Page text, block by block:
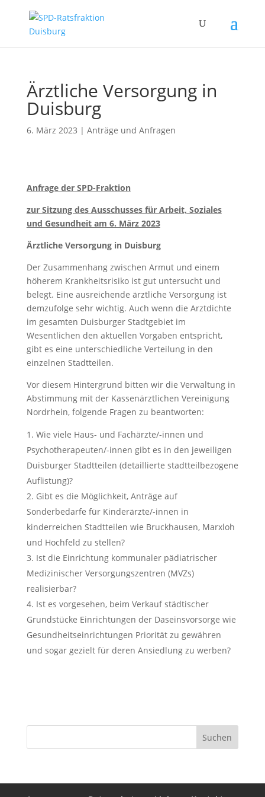
Ärztliche Versorgung in
Duisburg
6. März 2023 | Anträge und Anfragen
Anfrage der SPD-Fraktion
zur Sitzung des Ausschusses für Arbeit, Soziales
und Gesundheit am 6. März 2023
Ärztliche Versorgung in Duisburg
Der Zusammenhang zwischen Armut und einem
höherem Krankheitsrisiko ist gut untersucht und
belegt. Eine ausreichende ärztliche Versorgung ist
demzufolge sehr wichtig. Auch wenn die Arztdichte
im gesamten Duisburger Stadtgebiet im
Wesentlichen den aktuellen Vorgaben entspricht,
gibt es eine unterschiedliche Verteilung in den
einzelnen Stadtteilen.
Vor diesem Hintergrund bitten wir die Verwaltung in
Abstimmung mit der Kassenärztlichen Vereinigung
Nordrhein, folgende Fragen zu beantworten:
Wie viele Haus- und Fachärzte/-innen und
Psychotherapeuten/-innen gibt es in den jeweiligen
Duisburger Stadtteilen (detaillierte stadtteilbezogene
Auflistung)?
Gibt es die Möglichkeit, Anträge auf
Sonderbedarfe für Kinderärzte/-innen in
kinderreichen Stadtteilen wie Bruckhausen, Marxloh
und Hochfeld zu stellen?
Ist die Einrichtung kommunaler pädiatrischer
Medizinischer Versorgungszentren (MVZs)
realisierbar?
Ist es vorgesehen, beim Verkauf städtischer
Grundstücke Einrichtungen der Daseinsvorsorge wie
Gesundheitseinrichtungen Priorität zu gewähren
und sogar gezielt für deren Ansiedlung zu werben?